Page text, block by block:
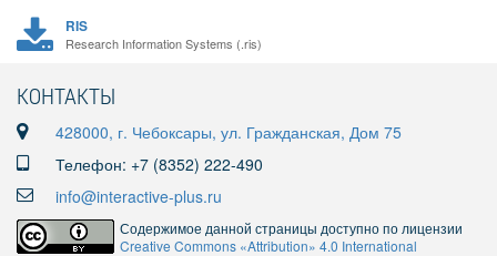
RIS
Research Information Systems (.ris)
КОНТАКТЫ
428000, г. Чебоксары, ул. Гражданская, Дом 75
Телефон: +7 (8352) 222-490
info@interactive-plus.ru
Содержимое данной страницы доступно по лицензии
Creative Commons «Attribution» 4.0 International